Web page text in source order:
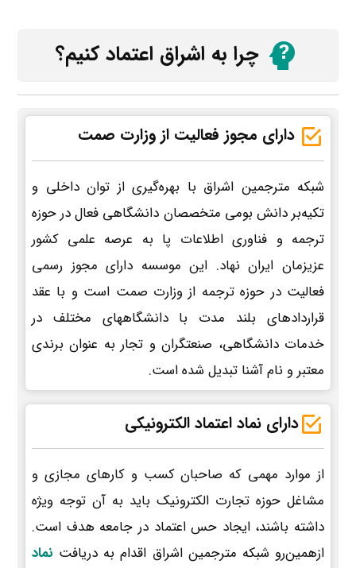
چرا به اشراق اعتماد کنیم؟
دارای مجوز فعالیت از وزارت صمت
شبکه مترجمین اشراق با بهره‌گیری از توان داخلی و
تکیه‌بر دانش بومی متخصصان دانشگاهی فعال در حوزه
ترجمه و فناوری اطلاعات پا به عرصه علمی کشور
عزیزمان ایران نهاد. این موسسه دارای مجوز رسمی
فعالیت در حوزه ترجمه از وزارت صمت است و با عقد
قراردادهای بلند مدت با دانشگاههای مختلف در
خدمات دانشگاهی، صنعتگران و تجار به عنوان برندی
معتبر و نام آشنا تبدیل شده است.
دارای نماد اعتماد الکترونیکی
از موارد مهمی که صاحبان کسب و کارهای مجازی و
مشاغل حوزه تجارت الکترونیک باید به آن توجه ویژه
داشته باشند، ایجاد حس اعتماد در جامعه هدف است.
ازهمین‌رو شبکه مترجمین اشراق اقدام به دریافت نماد